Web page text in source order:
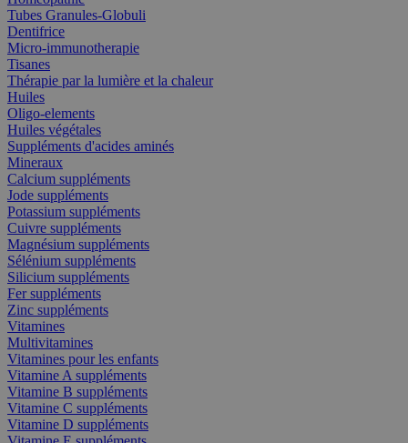
Tubes Granules-Globuli
Dentifrice
Micro-immunotherapie
Tisanes
Thérapie par la lumière et la chaleur
Huiles
Oligo-elements
Huiles végétales
Suppléments d'acides aminés
Mineraux
Calcium suppléments
Jode suppléments
Potassium suppléments
Cuivre suppléments
Magnésium suppléments
Sélénium suppléments
Silicium suppléments
Fer suppléments
Zinc suppléments
Vitamines
Multivitamines
Vitamines pour les enfants
Vitamine A suppléments
Vitamine B suppléments
Vitamine C suppléments
Vitamine D suppléments